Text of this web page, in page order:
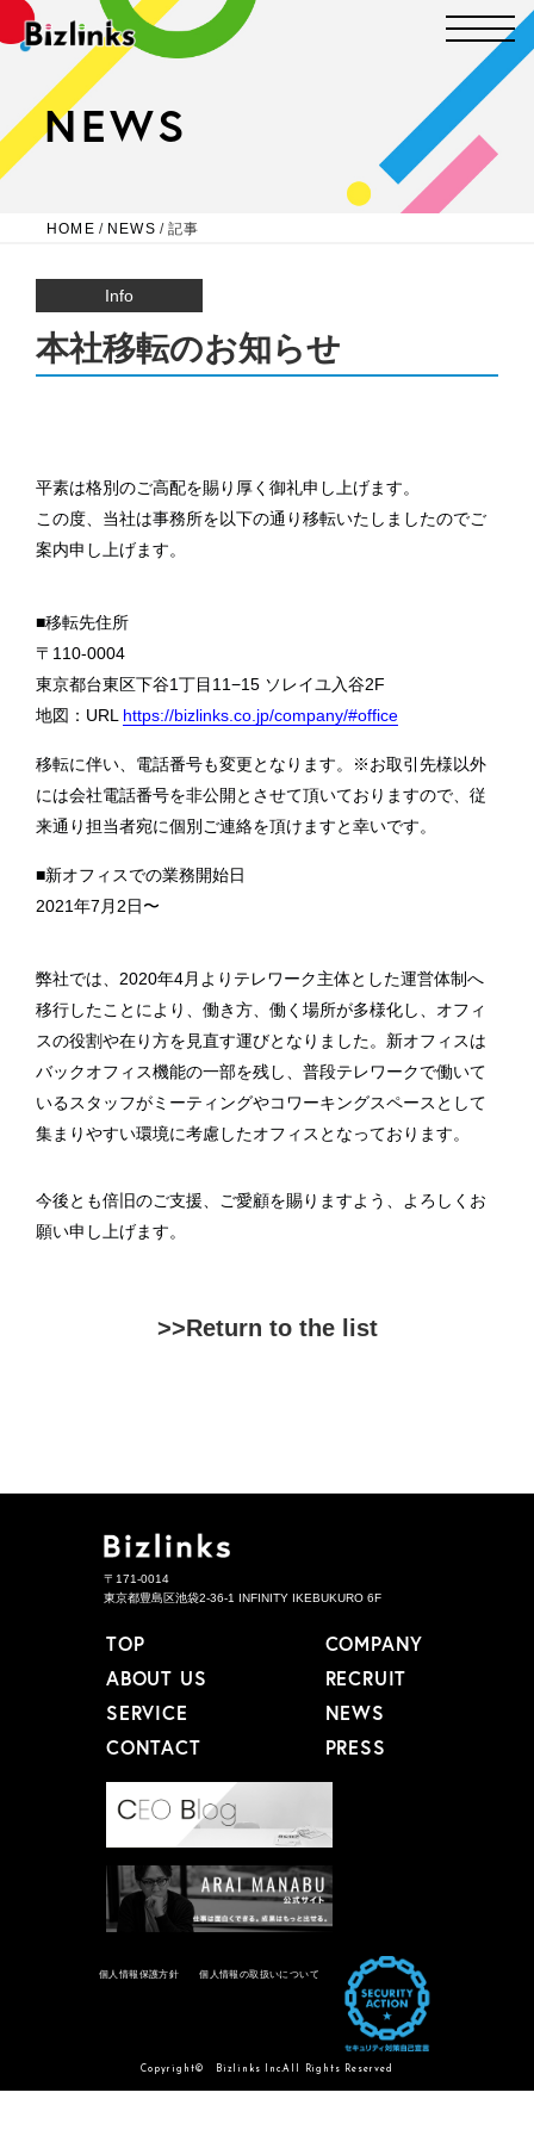
NEWS
HOME / NEWS / 記事
Info
本社移転のお知らせ
平素は格別のご高配を賜り厚く御礼申し上げます。
この度、当社は事務所を以下の通り移転いたしましたのでご
案内申し上げます。
■移転先住所
〒110-0004
東京都台東区下谷1丁目11−15 ソレイユ入谷2F
地図：URL https://bizlinks.co.jp/company/#office
移転に伴い、電話番号も変更となります。※お取引先様以外
には会社電話番号を非公開とさせて頂いておりますので、従
来通り担当者宛に個別ご連絡を頂けますと幸いです。
■新オフィスでの業務開始日
2021年7月2日〜
弊社では、2020年4月よりテレワーク主体とした運営体制へ
移行したことにより、働き方、働く場所が多様化し、オフィ
スの役割や在り方を見直す運びとなりました。新オフィスは
バックオフィス機能の一部を残し、普段テレワークで働いて
いるスタッフがミーティングやコワーキングスペースとして
集まりやすい環境に考慮したオフィスとなっております。
今後とも倍旧のご支援、ご愛顧を賜りますよう、よろしくお
願い申し上げます。
>>Return to the list
〒171-0014
東京都豊島区池袋2-36-1 INFINITY IKEBUKURO 6F
TOP
COMPANY
ABOUT US
RECRUIT
SERVICE
NEWS
CONTACT
PRESS
個人情報保護方針 個人情報の取扱いについて
Copyright© Bizlinks Inc.All Rights Reserved